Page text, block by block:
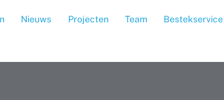
Nieuws Projecten Team Bestekservice